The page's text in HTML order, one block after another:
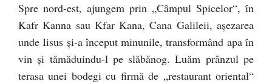
Spre nord-est, ajungem prin „Câmpul Spicelor“, în
Kafr Kanna sau Kfar Kana, Cana Galileii, aşezarea
unde Iisus şi-a început minunile, transformând apa în
vin şi tămăduindu-l pe slăbănog. Luăm prânzul pe
terasa unei bodegi cu firmă de „restaurant oriental“